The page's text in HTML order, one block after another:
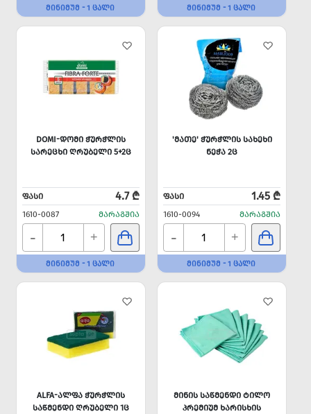
ᲛᲘᲜᲘᲛᲣᲛ - 1 ᲪᲐᲚᲘ ᲛᲘᲜᲘᲛᲣᲛ - 1 ᲪᲐᲚᲘ
DOMI-ᲓᲝᲛᲘ ᲭᲣᲠᲭᲚᲘᲡ
ᲡᲐᲠᲔᲪᲮᲘ ᲦᲠᲣᲑᲔᲚᲘ 5+2Ც
ᲤᲐᲡᲘ 4.7 ₾
1610-0087 ᲛᲐᲠᲐᲒᲨᲘᲐ
- +
ᲛᲘᲜᲘᲛᲣᲛ - 1 ᲪᲐᲚᲘ
'ᲛᲐᲗᲔ' ᲭᲣᲠᲭᲚᲘᲡ ᲡᲐᲮᲔᲮᲘ
ᲜᲔᲭᲐ 2Ც
ᲤᲐᲡᲘ 1.45 ₾
1610-0094 ᲛᲐᲠᲐᲒᲨᲘᲐ
- +
ᲛᲘᲜᲘᲛᲣᲛ - 1 ᲪᲐᲚᲘ
ALFA-ᲐᲚᲤᲐ ᲭᲣᲠᲭᲚᲘᲡ
ᲡᲐᲬᲛᲔᲜᲓᲘ ᲦᲠᲣᲑᲔᲚᲘ 1Ც
ᲛᲘᲜᲘᲡ ᲡᲐᲬᲛᲔᲜᲓᲘ ᲢᲘᲚᲝ
ᲞᲠᲔᲛᲘᲣᲛ ᲮᲐᲠᲘᲡᲮᲘᲡ